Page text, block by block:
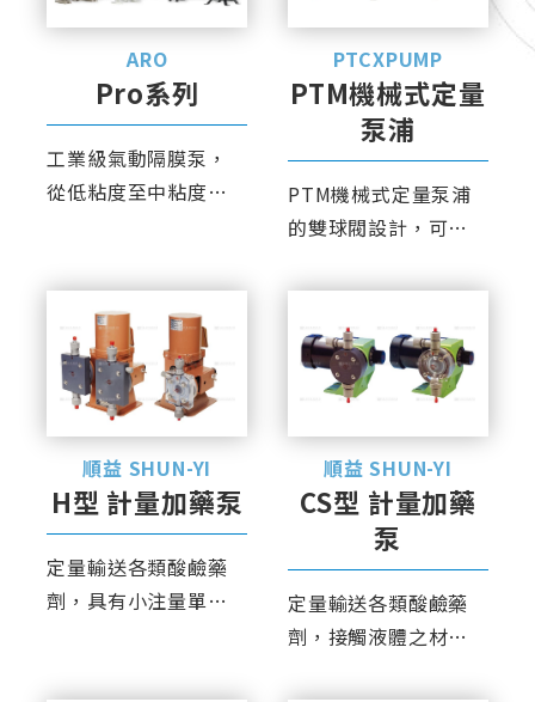
ARO
Pro系列
工業級氣動隔膜泵，
從低粘度至中粘度腐
PTCXPUMP
PTM機械式定量
泵浦
PTM機械式定量泵浦
的雙球閥設計，可精
泵浦頭皆一體成形，
耐壓強度高。
順益 SHUN-YI
H型 計量加藥泵
定量輸送各類酸鹼藥
劑，具有小注量單頭
順益 SHUN-YI
CS型 計量加藥
泵
定量輸送各類酸鹼藥
劑，接觸液體之材料